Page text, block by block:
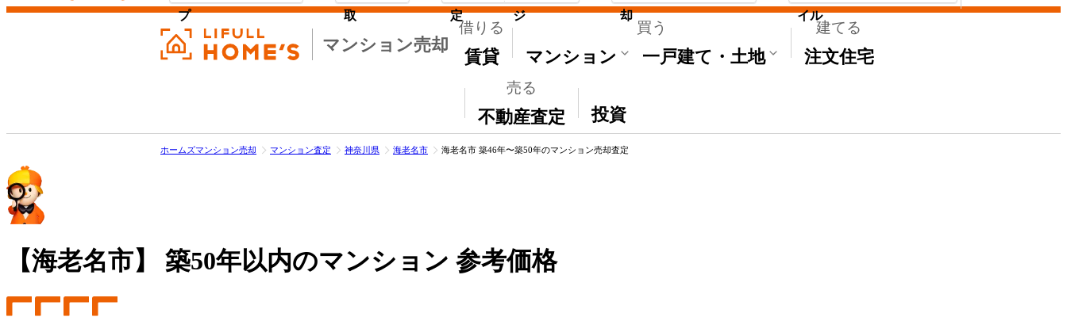
マンション売却
借りる
賃貸
買う
マンション 一戸建て・土地
建てる
注文住宅
売る
不動産査定
その他
投資
プ 取 定 ジ 却 イル
ホームズマンション売却 マンション査定 神奈川県 海老名市 海老名市 築46年〜築50年のマンション売却査定
【海老名市】 築50年以内のマンション 参考価格